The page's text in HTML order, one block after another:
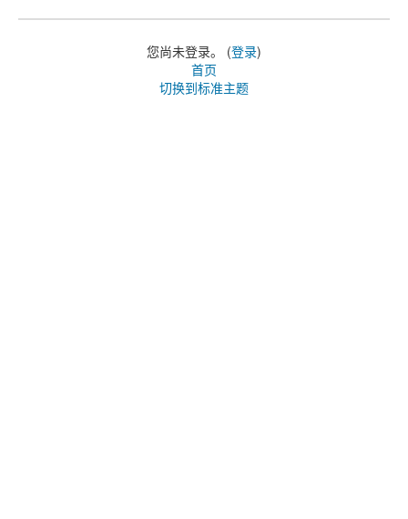
您尚未登录。 (登录)
首页
切换到标准主题